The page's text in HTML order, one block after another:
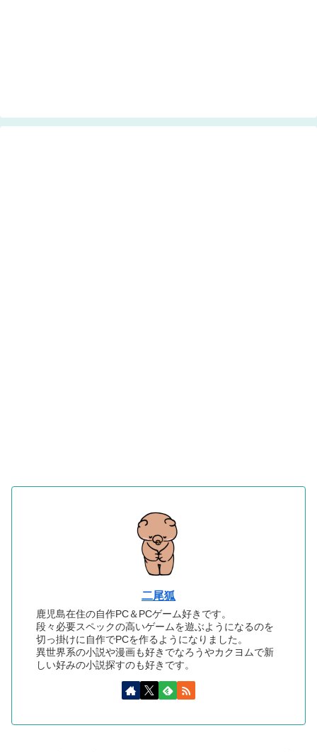
二尾狐
鹿児島在住の自作PC＆PCゲーム好きです。
段々必要スペックの高いゲームを遊ぶようになるのを
切っ掛けに自作でPCを作るようになりました。
異世界系の小説や漫画も好きでなろうやカクヨムで新
しい好みの小説探すのも好きです。